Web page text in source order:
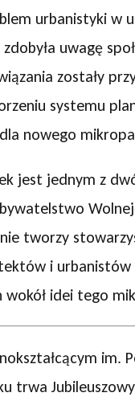
urbanistyki w
uwagę
zostały
systemu
nowego
jest jednym z
tworzy
i urbanistów
wokół idei tego
im.
trwa